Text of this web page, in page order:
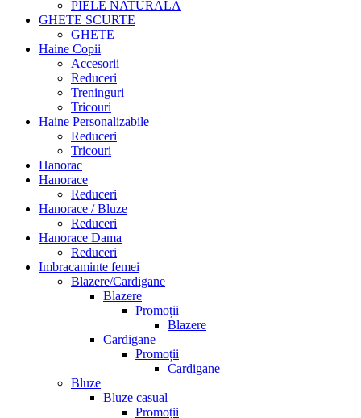
PIELE NATURALA
GHETE SCURTE
GHETE
Haine Copii
Accesorii
Reduceri
Treninguri
Tricouri
Haine Personalizabile
Reduceri
Tricouri
Hanorac
Hanorace
Reduceri
Hanorace / Bluze
Reduceri
Hanorace Dama
Reduceri
Imbracaminte femei
Blazere/Cardigane
Blazere
Promoții
Blazere
Cardigane
Promoții
Cardigane
Bluze
Bluze casual
Promoții